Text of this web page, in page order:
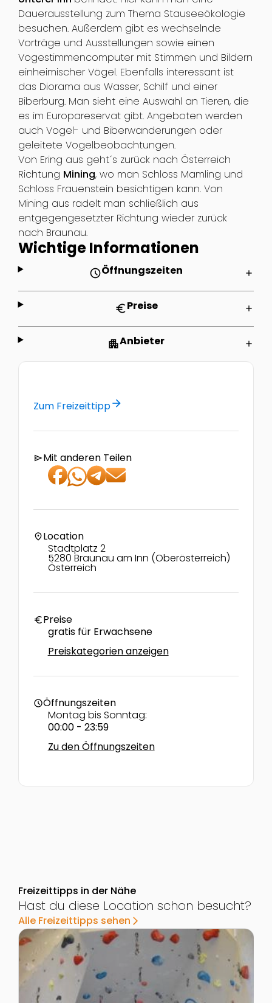
Dauerausstellung zum Thema Stauseeökologie
besuchen. Außerdem gibt es wechselnde
Vorträge und Ausstellungen sowie einen
Vogestimmencomputer mit Stimmen und Bildern
einheimischer Vögel. Ebenfalls interessant ist
das Diorama aus Wasser, Schilf und einer
Biberburg. Man sieht eine Auswahl an Tieren, die
es im Europareservat gibt. Angeboten werden
auch Vogel- und Biberwanderungen oder
geleitete Vogelbeobachtungen.
Von Ering aus geht´s zurück nach Österreich
Richtung Mining, wo man Schloss Mamling und
Schloss Frauenstein besichtigen kann. Von
Mining aus radelt man schließlich aus
entgegengesetzter Richtung wieder zurück
nach Braunau.
Wichtige Informationen
scheduleÖffnungszeiten add
euroPreise add
apartmentAnbieter add
Zum Freizeittipparrow_forward
sendMit anderen Teilen
location_onLocation
Stadtplatz 2
5280 Braunau am Inn (Oberösterreich)
Österreich
euroPreise
gratis für Erwachsene
Preiskategorien anzeigen
scheduleÖffnungszeiten
Montag bis Sonntag:
00:00 - 23:59
Zu den Öffnungszeiten
Freizeittipps in der Nähe
Hast du diese Location schon besucht?
Alle Freizeittipps sehen arrow_forward_ios
Zur Detailseite von Kletterhalle Braunau